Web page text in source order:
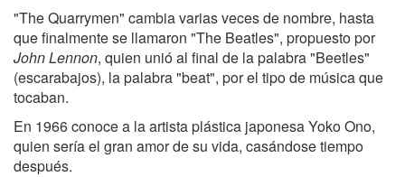
"The Quarrymen" cambia varias veces de nombre, hasta
que finalmente se llamaron "The Beatles", propuesto por
John Lennon, quien unió al final de la palabra "Beetles"
(escarabajos), la palabra "beat", por el tipo de música que
tocaban.
En 1966 conoce a la artista plástica japonesa Yoko Ono,
quien sería el gran amor de su vida, casándose tiempo
después.